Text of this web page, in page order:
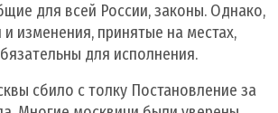
для всей России, законы. Однако,
изменения, принятые на местах,
для исполнения.
сбило с толку Постановление за